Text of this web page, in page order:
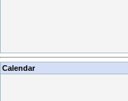
Calendar